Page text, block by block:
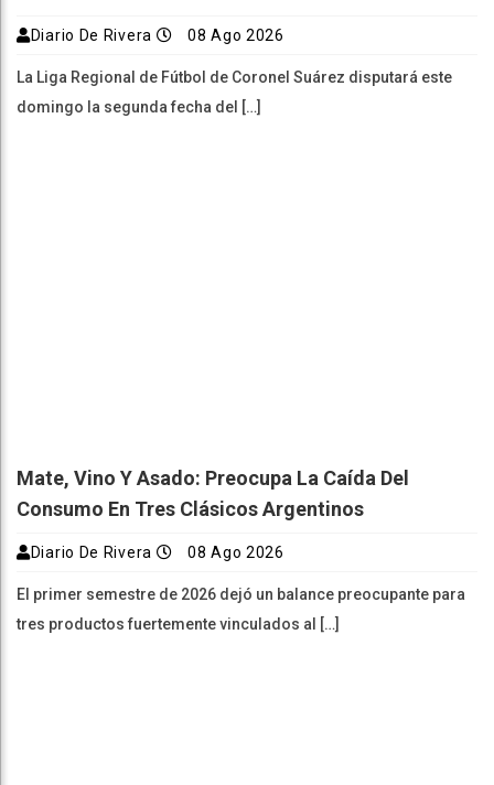
Diario De Rivera 08 Ago 2026
La Liga Regional de Fútbol de Coronel Suárez disputará este
domingo la segunda fecha del […]
Mate, Vino Y Asado: Preocupa La Caída Del
Consumo En Tres Clásicos Argentinos
Diario De Rivera 08 Ago 2026
El primer semestre de 2026 dejó un balance preocupante para
tres productos fuertemente vinculados al […]